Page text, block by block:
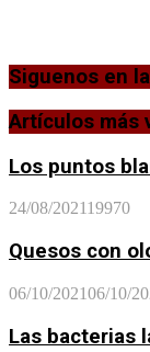
Siguenos en
Artículos más
Los puntos
24/08/202119970
Quesos con
06/10/202106/10/
Las bacterias